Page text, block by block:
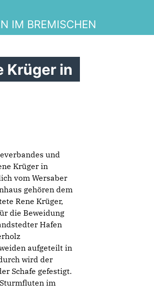
IM BREMISCHEN
Krüger in
und
Krüger in
vom Wersaber
gehören dem
Rene Krüger,
die Beweidung
Hafen
aufgeteilt in
wird der
Schafe gefestigt.
im